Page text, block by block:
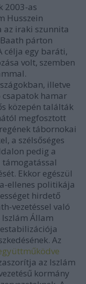
2003-as
Husszein
iraki szunnita
aath párton
célja egy baráti,
volt, szemben
illetve
csapatok hamar
közepén találták
megfosztott
tábornokai
a szélsőséges
pedig a
Ekkor egészül
ellenes politikája
hirdető
vezetéssel való
Iszlám Állam
Az
az Iszlám
kormány